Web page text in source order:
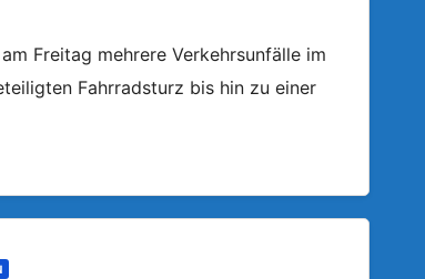
Freitag mehrere Verkehrsunfälle im
Fahrradsturz bis hin zu einer